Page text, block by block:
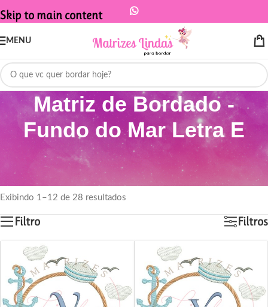
Skip to main content
MENU
Matriz de Bordado -
Fundo do Mar Letra E
Início
Produtos marcados com a tag “Matriz de Bordado - Fundo do Mar
Exibindo 1–12 de 28 resultados
Filtro Filtros